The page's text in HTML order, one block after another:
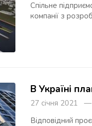
Спільне
компанії з
В Україні
27 січня 2021 —
Відповідний